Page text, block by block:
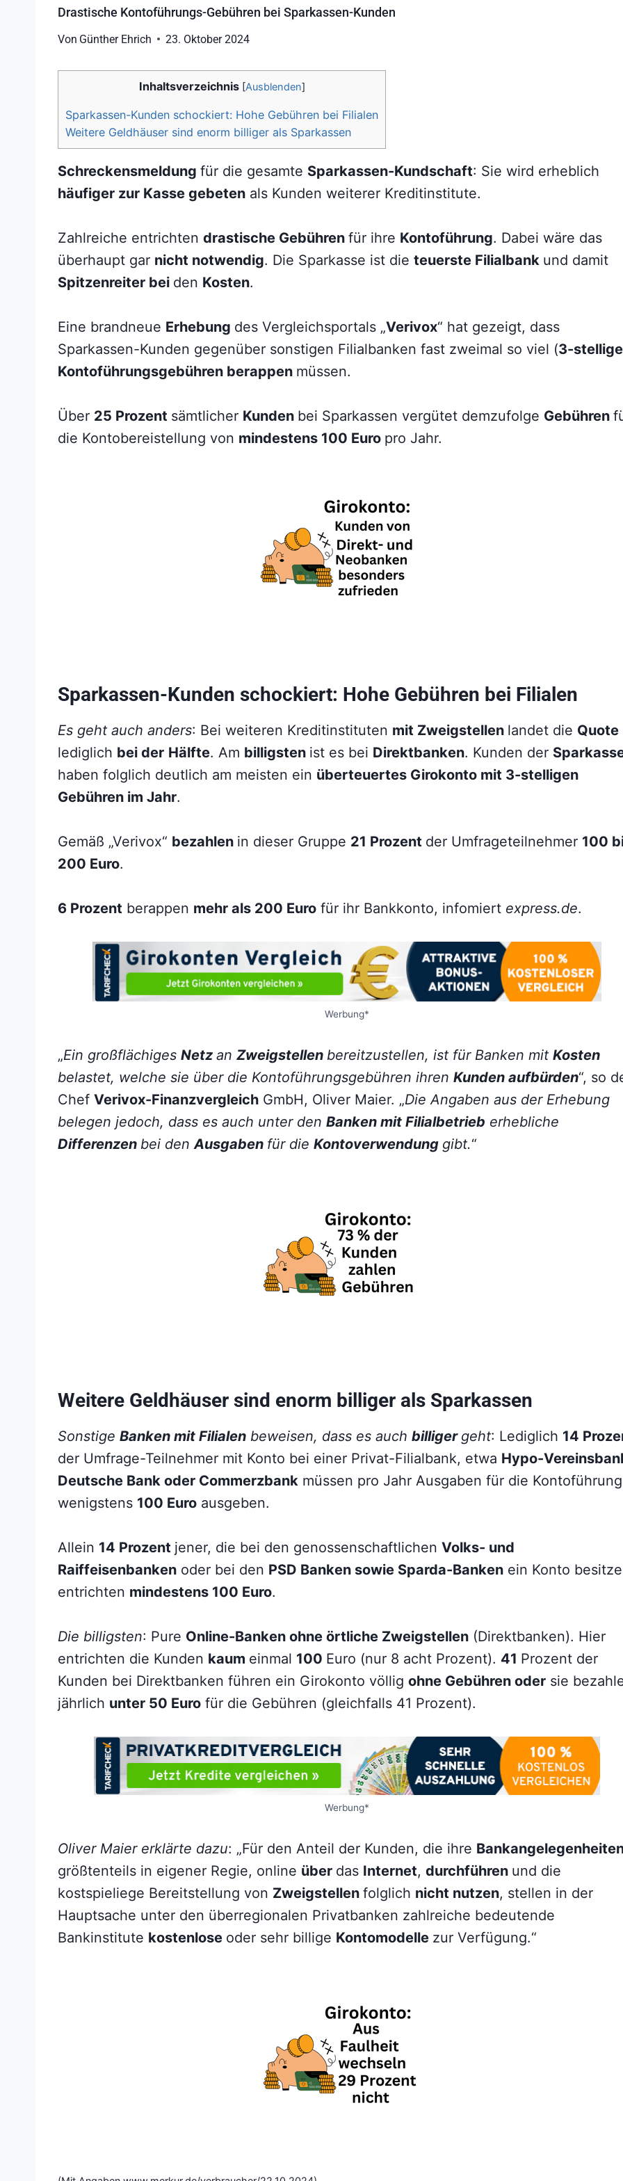
Drastische Kontoführungs-Gebühren bei Sparkassen-Kunden
Von Günther Ehrich 23. Oktober 2024
Inhaltsverzeichnis [Ausblenden]
Sparkassen-Kunden schockiert: Hohe Gebühren bei Filialen
Weitere Geldhäuser sind enorm billiger als Sparkassen
Schreckensmeldung für die gesamte Sparkassen-Kundschaft: Sie wird erheblich
häufiger zur Kasse gebeten als Kunden weiterer Kreditinstitute.
Zahlreiche entrichten drastische Gebühren für ihre Kontoführung. Dabei wäre das
überhaupt gar nicht notwendig. Die Sparkasse ist die teuerste Filialbank und damit
Spitzenreiter bei den Kosten.
Eine brandneue Erhebung des Vergleichsportals „Verivox“ hat gezeigt, dass
Sparkassen-Kunden gegenüber sonstigen Filialbanken fast zweimal so viel (3-stellige
Kontoführungsgebühren berappen müssen.
Über 25 Prozent sämtlicher Kunden bei Sparkassen vergütet demzufolge Gebühren
die Kontobereistellung von mindestens 100 Euro pro Jahr.
Sparkassen-Kunden schockiert: Hohe Gebühren bei Filialen
Es geht auch anders: Bei weiteren Kreditinstituten mit Zweigstellen landet die Quote
lediglich bei der Hälfte. Am billigsten ist es bei Direktbanken. Kunden der
haben folglich deutlich am meisten ein überteuertes Girokonto mit 3-stelligen
Gebühren im Jahr.
Gemäß „Verivox“ bezahlen in dieser Gruppe 21 Prozent der Umfrageteilnehmer 100
200 Euro.
6 Prozent berappen mehr als 200 Euro für ihr Bankkonto, infomiert express.de.
Werbung*
„Ein großflächiges Netz an Zweigstellen bereitzustellen, ist für Banken mit Kosten
belastet, welche sie über die Kontoführungsgebühren ihren Kunden aufbürden“, so
Chef Verivox-Finanzvergleich GmbH, Oliver Maier. „Die Angaben aus der Erhebung
belegen jedoch, dass es auch unter den Banken mit Filialbetrieb erhebliche
Differenzen bei den Ausgaben für die Kontoverwendung gibt.“
Weitere Geldhäuser sind enorm billiger als Sparkassen
Sonstige Banken mit Filialen beweisen, dass es auch billiger geht: Lediglich 14
der Umfrage-Teilnehmer mit Konto bei einer Privat-Filialbank, etwa Hypo-
Deutsche Bank oder Commerzbank müssen pro Jahr Ausgaben für die Kontoführung
wenigstens 100 Euro ausgeben.
Allein 14 Prozent jener, die bei den genossenschaftlichen Volks- und
Raiffeisenbanken oder bei den PSD Banken sowie Sparda-Banken ein Konto
entrichten mindestens 100 Euro.
Die billigsten: Pure Online-Banken ohne örtliche Zweigstellen (Direktbanken). Hier
entrichten die Kunden kaum einmal 100 Euro (nur 8 acht Prozent). 41 Prozent der
Kunden bei Direktbanken führen ein Girokonto völlig ohne Gebühren oder sie
jährlich unter 50 Euro für die Gebühren (gleichfalls 41 Prozent).
Werbung*
Oliver Maier erklärte dazu: „Für den Anteil der Kunden, die ihre
größtenteils in eigener Regie, online über das Internet, durchführen und die
kostspieliege Bereitstellung von Zweigstellen folglich nicht nutzen, stellen in der
Hauptsache unter den überregionalen Privatbanken zahlreiche bedeutende
Bankinstitute kostenlose oder sehr billige Kontomodelle zur Verfügung.“